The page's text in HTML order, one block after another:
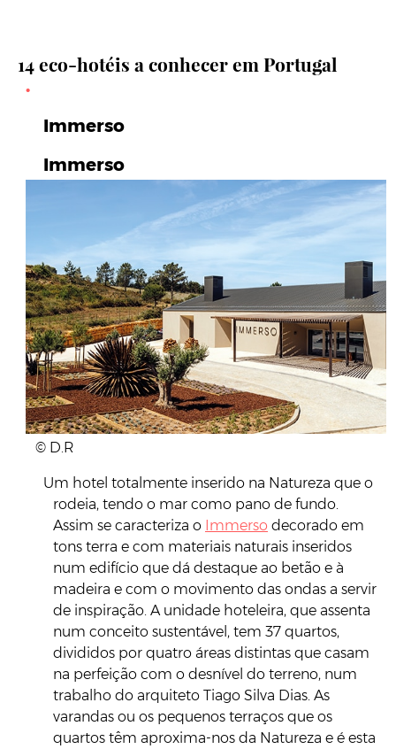
14 eco-hotéis a conhecer em Portugal
Immerso
Immerso
© D.R
Um hotel totalmente inserido na Natureza que o
rodeia, tendo o mar como pano de fundo.
Assim se caracteriza o Immerso decorado em
tons terra e com materiais naturais inseridos
num edifício que dá destaque ao betão e à
madeira e com o movimento das ondas a servir
de inspiração. A unidade hoteleira, que assenta
num conceito sustentável, tem 37 quartos,
divididos por quatro áreas distintas que casam
na perfeição com o desnível do terreno, num
trabalho do arquiteto Tiago Silva Dias. As
varandas ou os pequenos terraços que os
quartos têm aproxima-nos da Natureza e é esta